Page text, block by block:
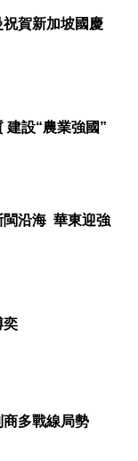
賀新加坡國慶
建設“農業強國”
閩沿海 華東迎強
奕
多戰線局勢